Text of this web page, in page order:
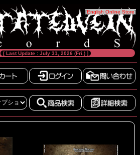
[English Online Store]
[ Last Update : July 31, 2026 (Fri.) ]